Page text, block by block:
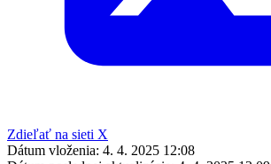
Zdieľať na sieti X
Dátum vloženia: 4. 4. 2025 12:08